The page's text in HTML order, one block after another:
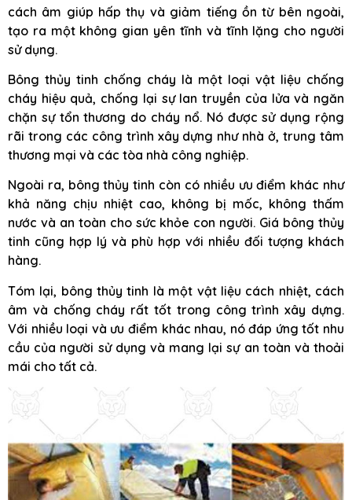
cách âm giúp hấp thụ và giảm tiếng ồn từ bên ngoài,
tạo ra một không gian yên tĩnh và tĩnh lặng cho người
sử dụng.
Bông thủy tinh chống cháy là một loại vật liệu chống
cháy hiệu quả, chống lại sự lan truyền của lửa và ngăn
chặn sự tổn thương do cháy nổ. Nó được sử dụng rộng
rãi trong các công trình xây dựng như nhà ở, trung tâm
thương mại và các tòa nhà công nghiệp.
Ngoài ra, bông thủy tinh còn có nhiều ưu điểm khác như
khả năng chịu nhiệt cao, không bị mốc, không thấm
nước và an toàn cho sức khỏe con người. Giá bông thủy
tinh cũng hợp lý và phù hợp với nhiều đối tượng khách
hàng.
Tóm lại, bông thủy tinh là một vật liệu cách nhiệt, cách
âm và chống cháy rất tốt trong công trình xây dựng.
Với nhiều loại và ưu điểm khác nhau, nó đáp ứng tốt nhu
cầu của người sử dụng và mang lại sự an toàn và thoải
mái cho tất cả.